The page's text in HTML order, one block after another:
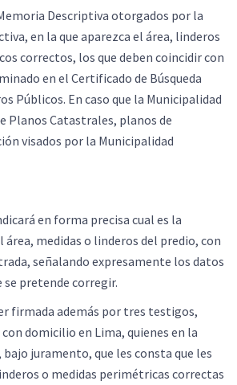
Descriptiva otorgados por la
en la que aparezca el área, linderos
correctos, los que deben coincidir con
en el Certificado de Búsqueda
Públicos. En caso que la Municipalidad
Planos Catastrales, planos de
visados por la Municipalidad
en forma precisa cual es la
medidas o linderos del predio, con
señalando expresamente los datos
se pretende corregir.
firmada además por tres testigos,
con domicilio en Lima, quienes en la
juramento, que les consta que les
o medidas perimétricas correctas